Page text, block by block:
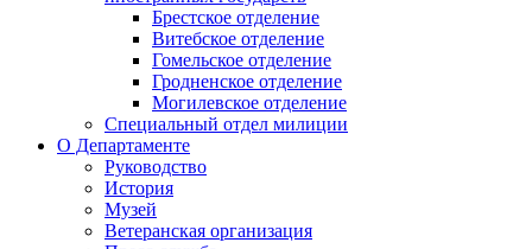
Брестское отделение
Витебское отделение
Гомельское отделение
Гродненское отделение
Могилевское отделение
Специальный отдел милиции
О Департаменте
Руководство
История
Музей
Ветеранская организация